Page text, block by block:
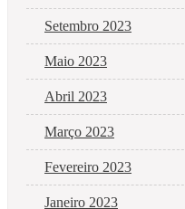
Setembro 2023
Maio 2023
Abril 2023
Março 2023
Fevereiro 2023
Janeiro 2023